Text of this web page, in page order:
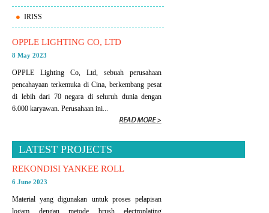
IRISS
OPPLE LIGHTING CO, LTD
8 May 2023
OPPLE Lighting Co, Ltd, sebuah perusahaan
pencahayaan terkemuka di Cina, berkembang pesat
di lebih dari 70 negara di seluruh dunia dengan
6.000 karyawan. Perusahaan ini...
LATEST PROJECTS
REKONDISI YANKEE ROLL
6 June 2023
Material yang digunakan untuk proses pelapisan
logam dengan metode brush electroplating